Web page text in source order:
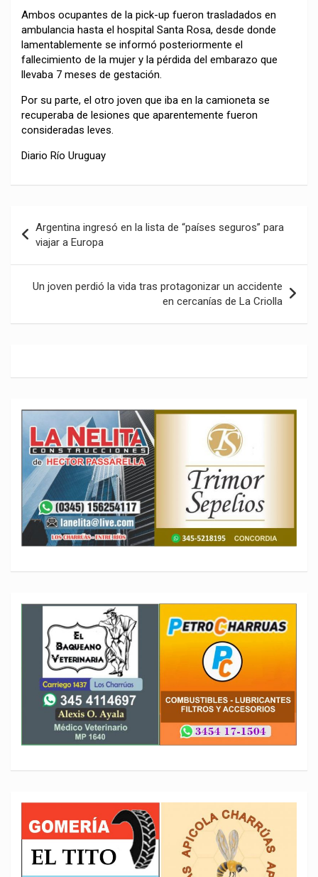
Ambos ocupantes de la pick-up fueron trasladados en
ambulancia hasta el hospital Santa Rosa, desde donde
lamentablemente se informó posteriormente el
fallecimiento de la mujer y la pérdida del embarazo que
llevaba 7 meses de gestación.
Por su parte, el otro joven que iba en la camioneta se
recuperaba de lesiones que aparentemente fueron
consideradas leves.
Diario Río Uruguay
de
entradas
Argentina ingresó en la lista de “países seguros” para
viajar a Europa
Un joven perdió la vida tras protagonizar un accidente
en cercanías de La Criolla